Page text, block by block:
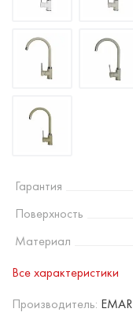
Гарантия
Поверхность
Материал
Все характеристики
Производитель: EMAR